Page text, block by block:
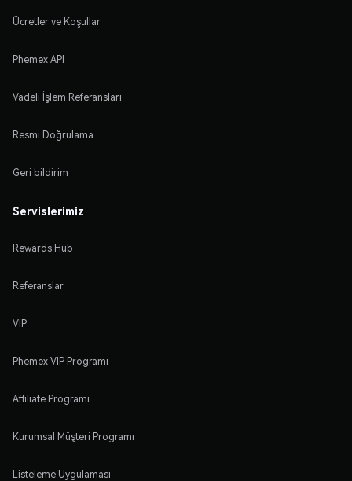
Ücretler ve Koşullar
Phemex API
Vadeli İşlem Referansları
Resmi Doğrulama
Geri bildirim
Servislerimiz
Rewards Hub
Referanslar
VIP
Phemex VIP Programı
Affiliate Programı
Kurumsal Müşteri Programı
Listeleme Uygulaması